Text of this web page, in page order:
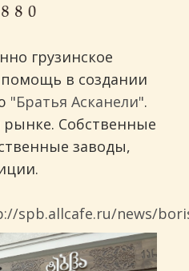
грузинское
в создании
"Братья Асканели".
Собственные
заводы,
spb.allcafe.ru/news/